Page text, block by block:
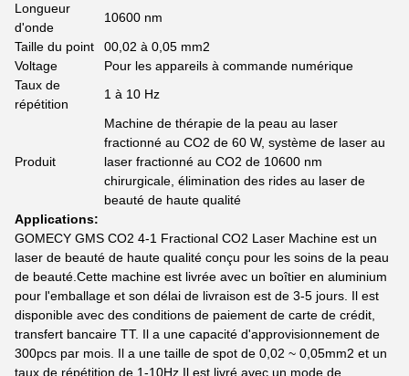
Longueur
d'onde
10600 nm
Taille du point
00,02 à 0,05 mm2
Voltage
Pour les appareils à commande numérique
Taux de
répétition
1 à 10 Hz
Produit
Machine de thérapie de la peau au laser
fractionné au CO2 de 60 W, système de laser au
laser fractionné au CO2 de 10600 nm
chirurgicale, élimination des rides au laser de
beauté de haute qualité
Applications:
GOMECY GMS CO2 4-1 Fractional CO2 Laser Machine est un
laser de beauté de haute qualité conçu pour les soins de la peau
de beauté.Cette machine est livrée avec un boîtier en aluminium
pour l'emballage et son délai de livraison est de 3-5 jours. Il est
disponible avec des conditions de paiement de carte de crédit,
transfert bancaire TT. Il a une capacité d'approvisionnement de
300pcs par mois. Il a une taille de spot de 0,02 ~ 0,05mm2 et un
taux de répétition de 1-10Hz.Il est livré avec un mode de